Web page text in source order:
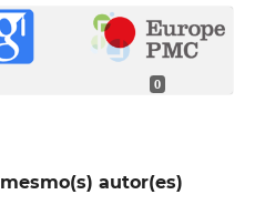
0
autor(es)